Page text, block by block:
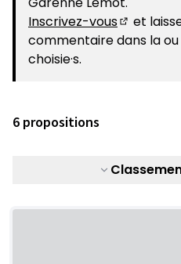
Inscrivez-vous
(S'ouvre
et
commentaire dans la
choisie·s.
6 propositions